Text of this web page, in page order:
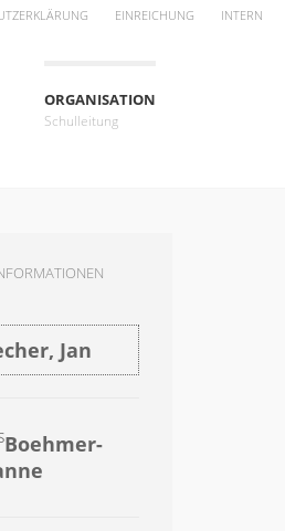
EINREICHUNG INTERN
ORGANISATION
Schulleitung
Jan
Boehmer-